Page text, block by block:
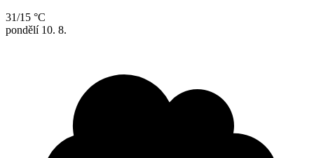
31/15 °C
pondělí 10. 8.